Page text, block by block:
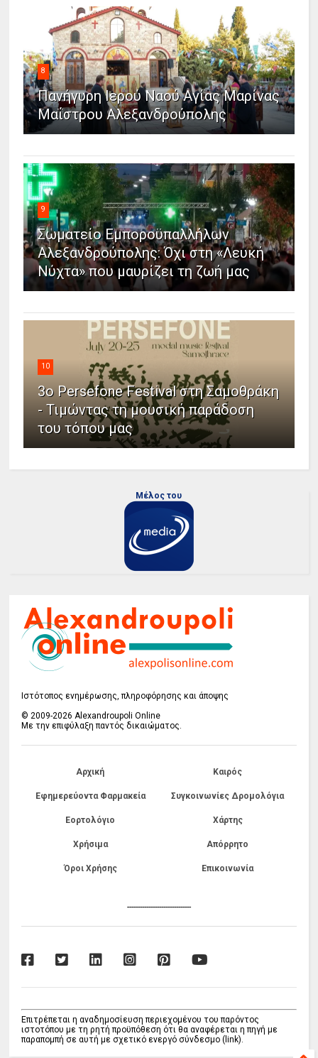
8
Πανήγυρη Ιερού Ναού Αγίας Μαρίνας
Μαΐστρου Αλεξανδρούπολης
9
Σωματείο Εμποροϋπαλλήλων
Αλεξανδρούπολης: Όχι στη «Λευκή
Νύχτα» που μαυρίζει τη ζωή μας
10
3ο Persefone Festival στη Σαμοθράκη
- Τιμώντας τη μουσική παράδοση
του τόπου μας
Μέλος του
Ιστότοπος ενημέρωσης, πληροφόρησης και άποψης
© 2009-2026 Alexandroupoli Online
Με την επιφύλαξη παντός δικαιώματος.
Αρχική Καιρός
Εφημερεύοντα Φαρμακεία Συγκοινωνίες Δρομολόγια
Εορτολόγιο Χάρτης
Χρήσιμα Απόρρητο
Όροι Χρήσης Επικοινωνία
------------------------------
Επιτρέπεται η αναδημοσίευση περιεχομένου του παρόντος
ιστοτόπου με τη ρητή προϋπόθεση ότι θα αναφέρεται η πηγή με
παραπομπή σε αυτή με σχετικό ενεργό σύνδεσμο (link).